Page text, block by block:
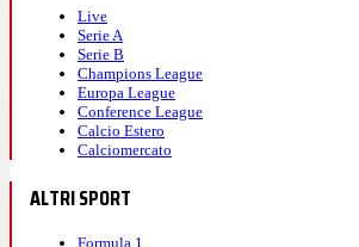
Live
Serie A
Serie B
Champions League
Europa League
Conference League
Calcio Estero
Calciomercato
ALTRI SPORT
Formula 1